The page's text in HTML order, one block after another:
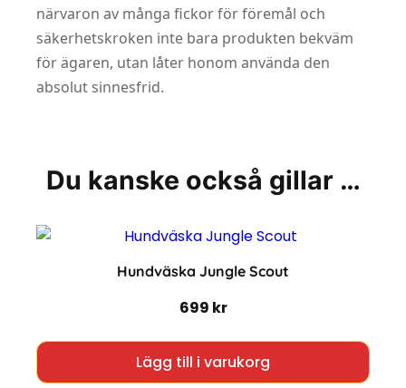
närvaron av många fickor för föremål och
säkerhetskroken inte bara produkten bekväm
för ägaren, utan låter honom använda den
absolut sinnesfrid.
Du kanske också gillar …
Hundväska Jungle Scout
699 kr
Lägg till i varukorg